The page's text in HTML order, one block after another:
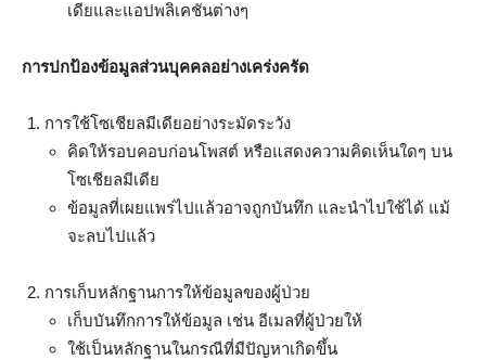
เดียและแอปพลิเคชันต่างๆ
การปกป้องข้อมูลส่วนบุคคลอย่างเคร่งครัด
การใช้โซเชียลมีเดียอย่างระมัดระวัง
คิดให้รอบคอบก่อนโพสต์ หรือแสดงความคิดเห็นใดๆ บน
โซเชียลมีเดีย
ข้อมูลที่เผยแพร่ไปแล้วอาจถูกบันทึก และนำไปใช้ได้ แม้
จะลบไปแล้ว
การเก็บหลักฐานการให้ข้อมูลของผู้ป่วย
เก็บบันทึกการให้ข้อมูล เช่น อีเมลที่ผู้ป่วยให้
ใช้เป็นหลักฐานในกรณีที่มีปัญหาเกิดขึ้น